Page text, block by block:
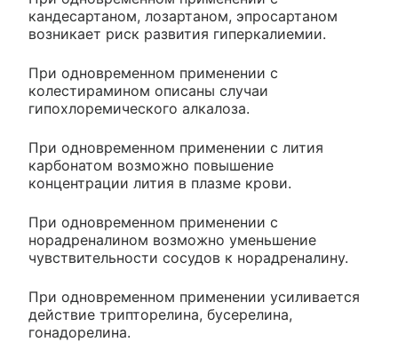
кандесартаном, лозартаном, эпросартаном
возникает риск развития гиперкалиемии.
При одновременном применении с
колестирамином описаны случаи
гипохлоремического алкалоза.
При одновременном применении с лития
карбонатом возможно повышение
концентрации лития в плазме крови.
При одновременном применении с
норадреналином возможно уменьшение
чувствительности сосудов к норадреналину.
При одновременном применении усиливается
действие трипторелина, бусерелина,
гонадорелина.